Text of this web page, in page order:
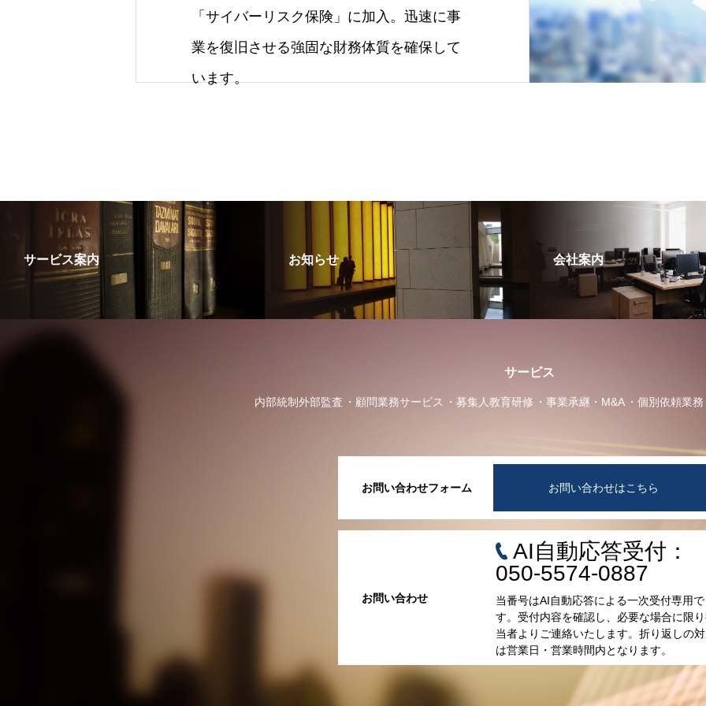
「サイバーリスク保険」に加入。迅速に事
業を復旧させる強固な財務体質を確保して
います。
サービス案内 お知らせ 会社案内
サービス
内部統制外部監査 顧問業務サービス 募集人教育研修 事業承継・M&A 個別依頼業務
お問い合わせフォーム お問い合わせはこちら
お問い合わせ
AI自動応答受付：
050-5574-0887
当番号はAI自動応答による一次受付専用で
す。受付内容を確認し、必要な場合に限
当者よりご連絡いたします。折り返しの
は営業日・営業時間内となります。